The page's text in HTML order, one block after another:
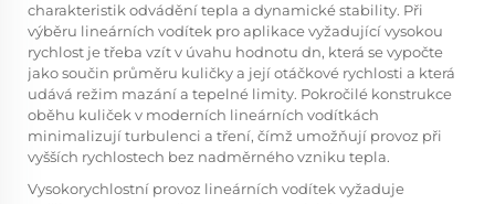
charakteristik odvádění tepla a dynamické stability. Při
výběru lineárních vodítek pro aplikace vyžadující vysokou
rychlost je třeba vzít v úvahu hodnotu dn, která se vypočte
jako součin průměru kuličky a její otáčkové rychlosti a která
udává režim mazání a tepelné limity. Pokročilé konstrukce
oběhu kuliček v moderních lineárních vodítkách
minimalizují turbulenci a tření, čímž umožňují provoz při
vyšších rychlostech bez nadměrného vzniku tepla.
Vysokorychlostní provoz lineárních vodítek vyžaduje